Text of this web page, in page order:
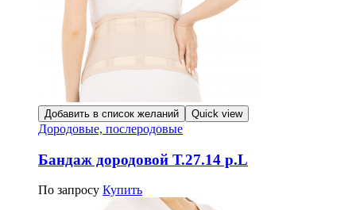
Добавить в список желаний Quick view
Дородовые, послеродовые
Бандаж дородовой Т.27.14 р.L
По запросу Купить